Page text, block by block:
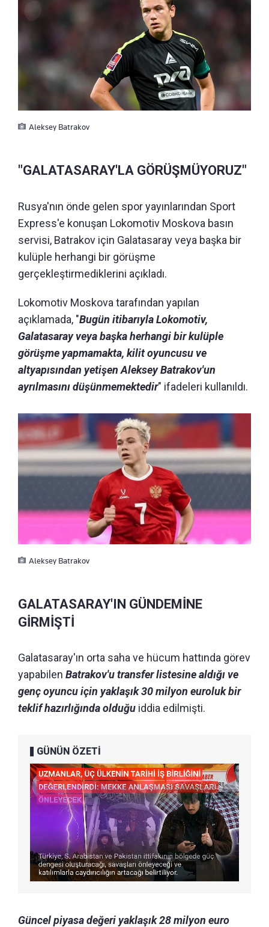
Aleksey Batrakov
"GALATASARAY'LA GÖRÜŞMÜYORUZ"
Rusya'nın önde gelen spor yayınlarından Sport
Express'e konuşan Lokomotiv Moskova basın
servisi, Batrakov için Galatasaray veya başka bir
kulüple herhangi bir görüşme
gerçekleştirmediklerini açıkladı.
Lokomotiv Moskova tarafından yapılan
açıklamada, "Bugün itibarıyla Lokomotiv,
Galatasaray veya başka herhangi bir kulüple
görüşme yapmamakta, kilit oyuncusu ve
altyapısından yetişen Aleksey Batrakov'un
ayrılmasını düşünmemektedir" ifadeleri kullanıldı.
Aleksey Batrakov
GALATASARAY'IN GÜNDEMİNE
GİRMİŞTİ
Galatasaray'ın orta saha ve hücum hattında görev
yapabilen Batrakov'u transfer listesine aldığı ve
genç oyuncu için yaklaşık 30 milyon euroluk bir
teklif hazırlığında olduğu iddia edilmişti.
GÜNÜN ÖZETİ
Güncel piyasa değeri yaklaşık 28 milyon euro